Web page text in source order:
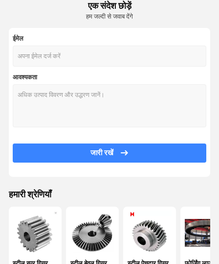
घर उत्पादों हमारे बारे में कारखाना भ्रमण
एक संदेश छोड़ें
हम जल्दी से जवाब देंगे
ईमेल
आवश्यकता
जारी रखें
हमारी श्रेणियाँ